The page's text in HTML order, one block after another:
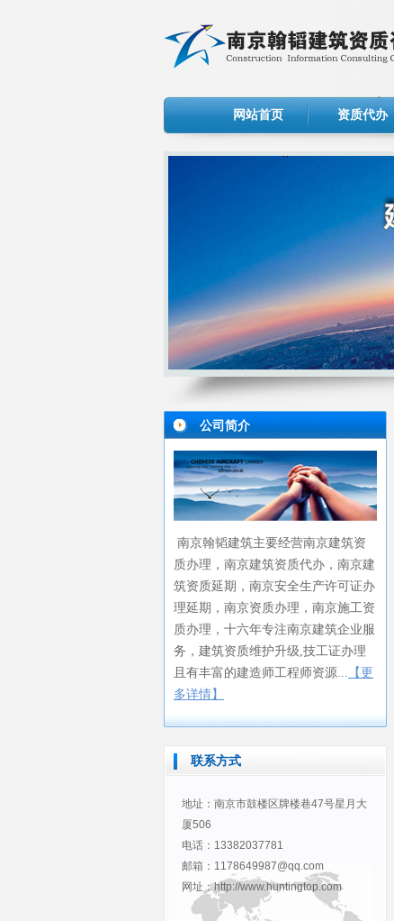
网站首页 资质代办
公司简介
南京翰韬建筑主要经营南京建筑资
质办理 ， 南京建筑资质代办 ， 南京建
筑资质延期 ， 南京安全生产许可证办
理延期 ， 南京资质办理 ， 南京施工资
质办理 ， 十六年专注南京建筑企业服
务 ，建筑资质维护升级,技工证办理
且有丰富的建造师工程师资源... 【更
多详情】
联系方式
地址：南京市鼓楼区牌楼巷47号星月大
厦506
电话：13382037781
邮箱：1178649987@qq.com
网址：http://www.huntingtop.com